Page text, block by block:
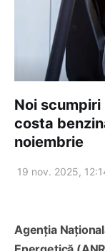
Noi
costa
noiembrie
19 nov. 2025,
Agenția